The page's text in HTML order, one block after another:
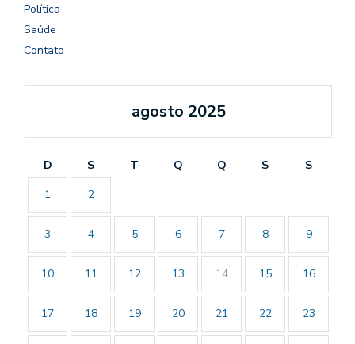
Política
Saúde
Contato
agosto 2025
D S T Q Q S
S
1
2
3 4 5 6 7 8 9
10 11 12 13 14 15 16
17 18 19 20 21 22 23